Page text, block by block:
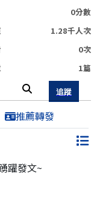
0分數
1.28千人次
0次
1篇
推薦轉發
躍發文~